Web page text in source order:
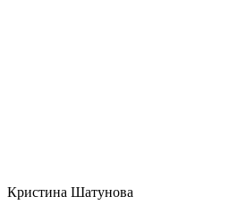
Кристина Шатунова